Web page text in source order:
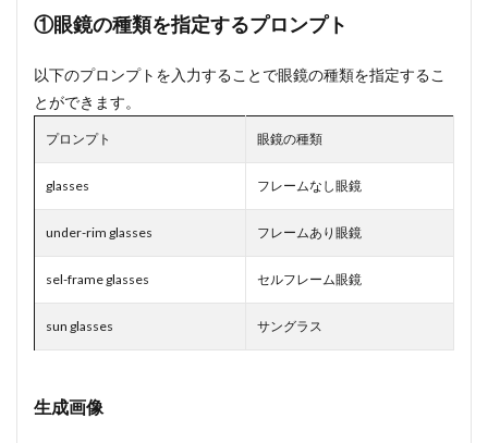
①Round
Glasses
2.2
②Teardrop-
Framed
Glasses
3
まと
め
①眼鏡の種類を指定するプロンプト
以下のプロンプトを入力することで眼鏡の種類を指定するこ
とができます。
プロンプト 眼鏡の種類
glasses フレームなし眼鏡
under-rim glasses フレームあり眼鏡
sel-frame glasses セルフレーム眼鏡
sun glasses サングラス
生成画像